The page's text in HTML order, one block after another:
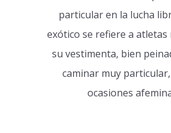
particular en la lucha
exótico se refiere a atletas
su vestimenta, bien
caminar muy
ocasiones